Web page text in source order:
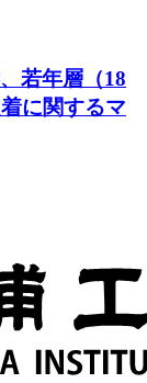
若年層（18
に関するマ